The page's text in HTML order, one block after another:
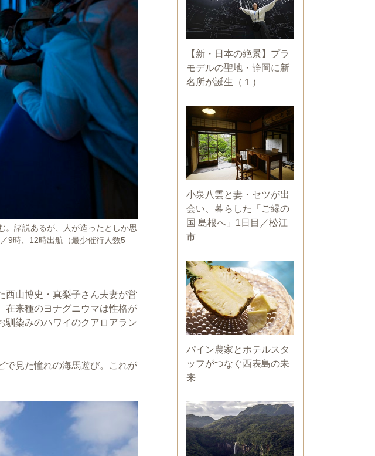
。諸説あるが、人が造ったとしか思
9時、12時出航（最少催行人数5
西山博史・真梨子さん夫妻が営
在来種のヨナグニウマは性格が
馴染みのハワイのクアロアラン
で見た憧れの海馬遊び。これが
【新・日本の絶景】プラ
モデルの聖地・静岡に新
名所が誕生（１）
小泉八雲と妻・セツが出
会い、暮らした「ご縁の
国 島根へ」1日目／松江
市
パイン農家とホテルスタ
ッフがつなぐ西表島の未
来